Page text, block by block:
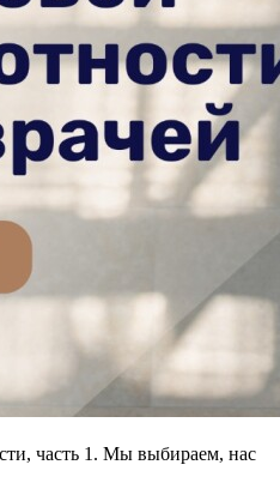
часть 1. Мы выбираем, нас